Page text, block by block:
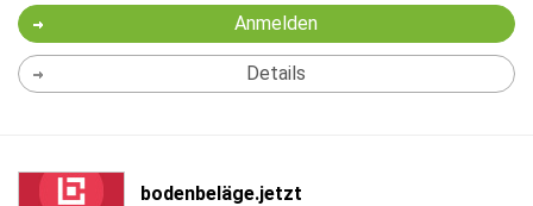
Anmelden
Details
bodenbeläge.jetzt